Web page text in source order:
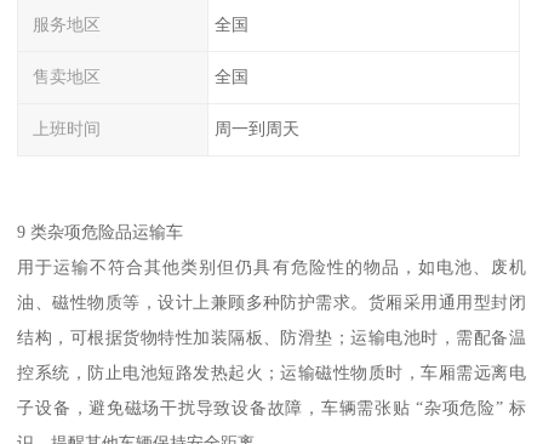
服务地区 全国
售卖地区 全国
上班时间 周一到周天
9 类杂项危险品运输车​
用于运输不符合其他类别但仍具有危险性的物品，如电池、废机
油、磁性物质等，设计上兼顾多种防护需求。货厢采用通用型封闭
结构，可根据货物特性加装隔板、防滑垫；运输电池时，需配备温
控系统，防止电池短路发热起火；运输磁性物质时，车厢需远离电
子设备，避免磁场干扰导致设备故障，车辆需张贴 “杂项危险” 标